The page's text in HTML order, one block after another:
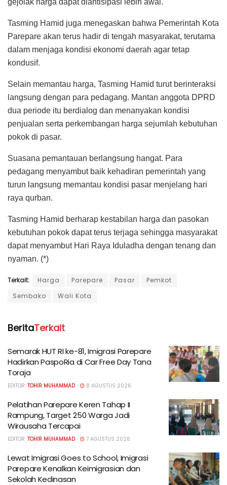
gejolak harga dapat diantisipasi lebih awal.
Tasming Hamid juga menegaskan bahwa Pemerintah Kota
Parepare akan terus hadir di tengah masyarakat, terutama
dalam menjaga kondisi ekonomi daerah agar tetap
kondusif.
Selain memantau harga, Tasming Hamid turut berinteraksi
langsung dengan para pedagang. Mantan anggota DPRD
dua periode itu berdialog dan menanyakan kondisi
penjualan serta perkembangan harga sejumlah kebutuhan
pokok di pasar.
Suasana pemantauan berlangsung hangat. Para
pedagang menyambut baik kehadiran pemerintah yang
turun langsung memantau kondisi pasar menjelang hari
raya qurban.
Tasming Hamid berharap kestabilan harga dan pasokan
kebutuhan pokok dapat terus terjaga sehingga masyarakat
dapat menyambut Hari Raya Iduladha dengan tenang dan
nyaman. (*)
Terkait: Harga Parepare Pasar
Pemkot
Sembako
Wali Kota
BeritaTerkait
Semarak HUT RI ke-81, Imigrasi Parepare
Hadirkan PaspoRia di Car Free Day Tana
Toraja
EDITOR: TOHIR MUHAMMAD 8 AGUSTUS 2026
Pelatihan Parepare Keren Tahap II
Rampung, Target 250 Warga Jadi
Wirausaha Tercapai
EDITOR: TOHIR MUHAMMAD 7 AGUSTUS 2026
Lewat Imigrasi Goes to School, Imigrasi
Parepare Kenalkan Keimigrasian dan
Sekolah Kedinasan